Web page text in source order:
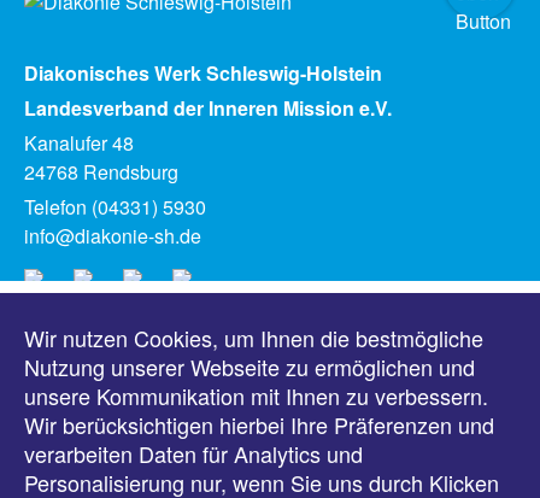
Diakonisches Werk Schleswig-Holstein
Landesverband der Inneren Mission e.V.
Kanalufer 48
24768 Rendsburg
Telefon (04331) 5930
info@diakonie-sh.de
Meldungen
Veranstaltungen
Downloads
Wir nutzen Cookies, um Ihnen die bestmögliche
Nutzung unserer Webseite zu ermöglichen und
unsere Kommunikation mit Ihnen zu verbessern.
Wir berücksichtigen hierbei Ihre Präferenzen und
verarbeiten Daten für Analytics und
Personalisierung nur, wenn Sie uns durch Klicken